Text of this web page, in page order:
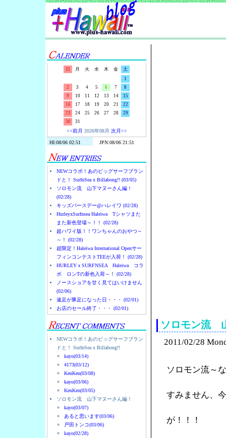
日 月 火 水 木 金
土
1
2
3 4 5 6 7
8
9
10 11 12 13 14
15
16
17 18 19 20 21
22
23
24 25 26 27 28
29
30
31
<<前月 2026年08月 次月>>
NEWコラボ！あのビッグサーフブラン
ドと！ SurfnSea x Billabong!! (03/05)
ソロモン流 山下マヌーさん編！
(02/28)
キッズバースデー@ハレイワ (02/28)
HurleyxSurfnsea Haleiwa Tシャツまた
また新色登場～！！ (02/28)
超ハワイ版！！ワンちゃんのおやつ～
～！ (02/28)
超限定！Haleiwa International Openサー
フィンコンテストTEEが入荷！ (02/28)
HURLEYｘSURFNSEA Haleiwa コラ
ボ ロンTの新色入荷～！ (02/28)
ノースショアを甘く見てはいけません
(02/06)
遠足が豚足になった日・・・ (02/01)
お店のセール終了・・・ (02/01)
NEWコラボ！あのビッグサーフブラン
ドと！ SurfnSea x Billabong!!
kayo(03/14)
4173(03/12)
KenKen(03/08)
kayo(03/06)
KenKen(03/05)
ソロモン流 山下マヌーさん編！
kayo(03/07)
あると思います(03/06)
戸田トンコ(03/06)
kayo(02/28)
ソロモン流
2011/02/28
ソロモン流～
すみません、
が！！！